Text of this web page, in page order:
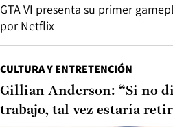
GTA VI presenta su primer
por Netflix
CULTURA Y ENTRETENCIÓN
Gillian Anderson: “Si no
trabajo, tal vez estaría